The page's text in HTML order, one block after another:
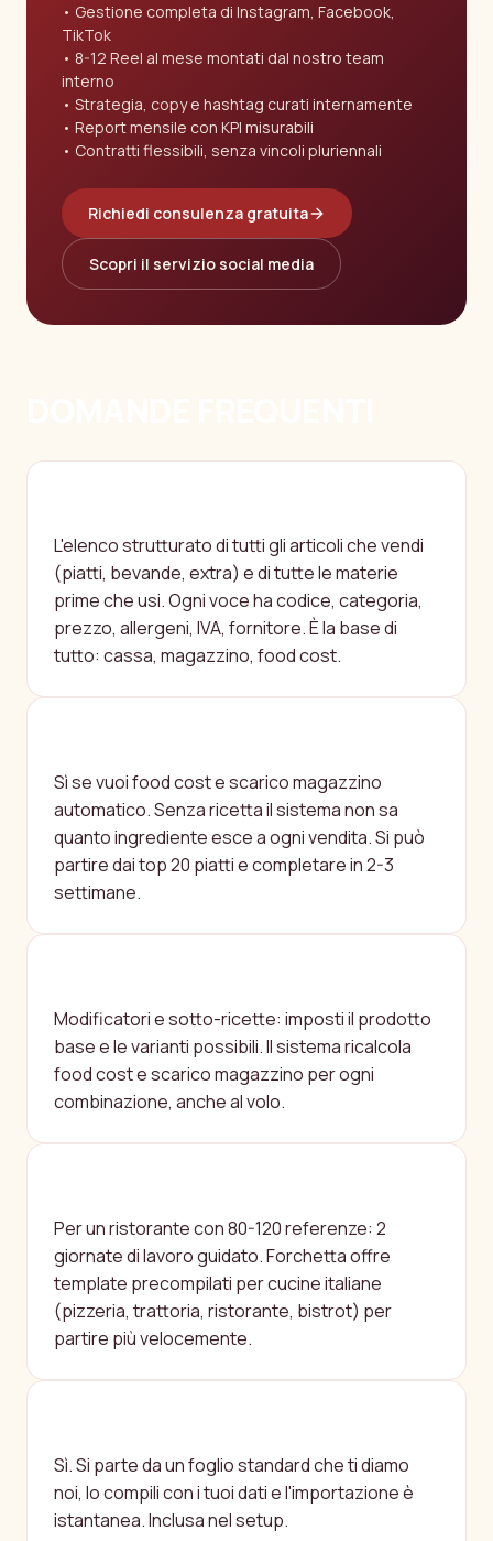
Gestione completa di Instagram, Facebook,
TikTok
8-12 Reel al mese montati dal nostro team
interno
Strategia, copy e hashtag curati internamente
Report mensile con KPI misurabili
Contratti flessibili, senza vincoli pluriennali
Richiedi consulenza gratuita
Scopri il servizio social media
L'elenco strutturato di tutti gli articoli che vendi
(piatti, bevande, extra) e di tutte le materie
prime che usi. Ogni voce ha codice, categoria,
prezzo, allergeni, IVA, fornitore. È la base di
tutto: cassa, magazzino, food cost.
Sì se vuoi food cost e scarico magazzino
automatico. Senza ricetta il sistema non sa
quanto ingrediente esce a ogni vendita. Si può
partire dai top 20 piatti e completare in 2-3
settimane.
Modificatori e sotto-ricette: imposti il prodotto
base e le varianti possibili. Il sistema ricalcola
food cost e scarico magazzino per ogni
combinazione, anche al volo.
Per un ristorante con 80-120 referenze: 2
giornate di lavoro guidato. Forchetta offre
template precompilati per cucine italiane
(pizzeria, trattoria, ristorante, bistrot) per
partire più velocemente.
Sì. Si parte da un foglio standard che ti diamo
noi, lo compili con i tuoi dati e l'importazione è
istantanea. Inclusa nel setup.